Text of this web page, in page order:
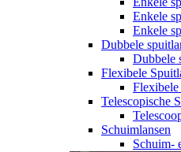
Enkele
Enkele
Dubbele
Dubbele
Flexibele
Flexibele
Telescopische
Schuimlansen
Schuim-